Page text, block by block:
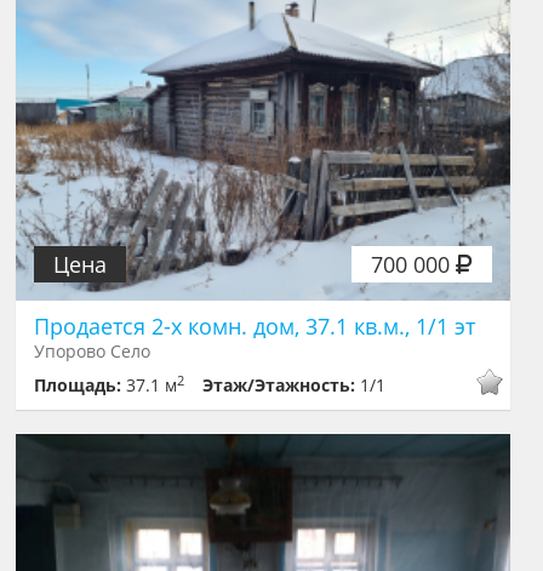
700 000
Цена
Продается 2-х комн. дом, 37.1 кв.м., 1/1 эт
Упорово Село
Площадь:37.1 м2 Этаж/Этажность: 1/1